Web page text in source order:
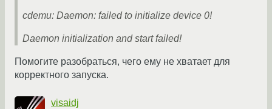
cdemu: Daemon: failed to initialize device 0!
Daemon initialization and start failed!
Помогите разобраться, чего ему не хватает для
корректного запуска.
visaidj